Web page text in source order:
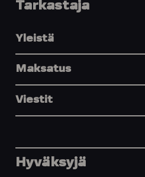
Tarkastaja
Yleistä
Maksatus
Viestit
Hyväksyjä